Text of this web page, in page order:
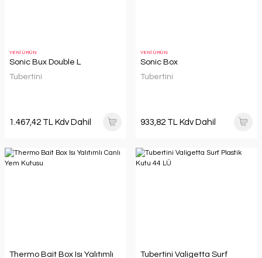
YENİ ÜRÜN
Sonic Bux Double L
Tubertini
1.467,42 TL Kdv Dahil
YENİ ÜRÜN
Sonic Box
Tubertini
933,82 TL Kdv Dahil
Thermo Bait Box Isı Yalıtımlı
Tubertini Valigetta Surf